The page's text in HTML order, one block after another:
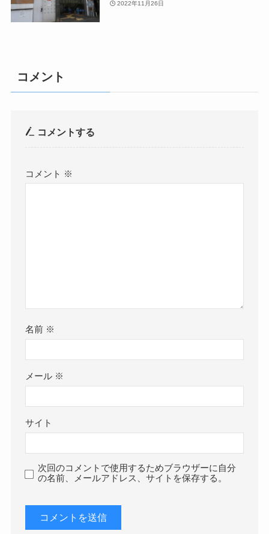
2022年11月26日
コメント
コメントする
コメント ※
名前 ※
メール ※
サイト
次回のコメントで使用するためブラウザーに自分
の名前、メールアドレス、サイトを保存する。